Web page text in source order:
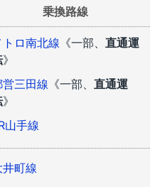
乗換路線
トロ南北線 《一部、 直通運
》
営三田線 《一部、 直通運
》
山手線
井町線